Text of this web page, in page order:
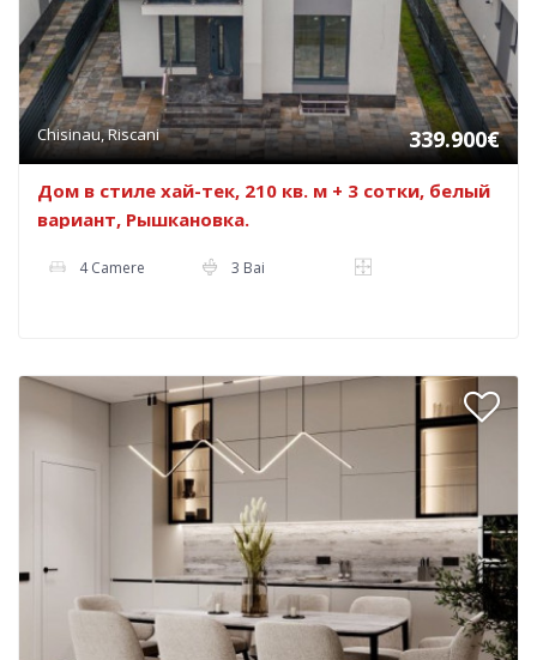
Chisinau, Riscani 339.900€
Дом в стиле хай-тек, 210 кв. м + 3 сотки, белый
вариант, Рышкановка.
4 Camere 3 Bai